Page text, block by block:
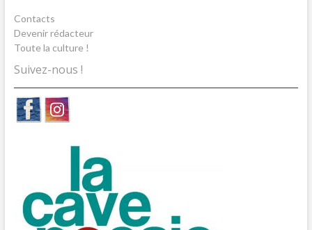
Contacts
Devenir rédacteur
Toute la culture !
Suivez-nous !